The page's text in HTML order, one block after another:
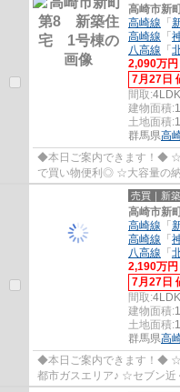
高崎市新
高崎線 「
高崎線 「
八高線 「
2,090万円
7月27日
間取:4LDK
建物面積:
土地面積:
群馬県高
◆本日ご案内できます！◆ ☆
で買い物便利◎ ☆大容量の
売買｜新
高崎市新
高崎線 「
高崎線 「
八高線 「
2,190万円
7月27日
間取:4LDK
建物面積:
土地面積:
群馬県高
◆本日ご案内できます！◆ ☆
都市ガスエリア♪ ☆セブン